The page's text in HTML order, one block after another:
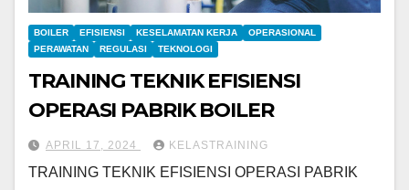
BOILER EFISIENSI KESELAMATAN KERJA
OPERASIONAL
PERAWATAN
REGULASI TEKNOLOGI
TRAINING TEKNIK EFISIENSI
OPERASI PABRIK BOILER
APRIL 17, 2024 KELASTRAINING
TRAINING TEKNIK EFISIENSI OPERASI PABRIK